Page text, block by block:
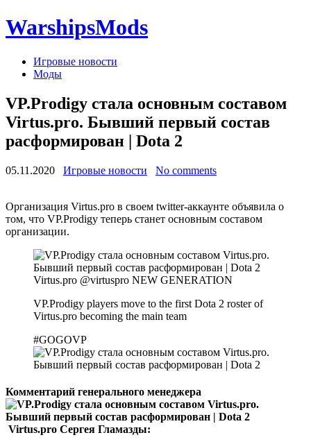
WarshipsMods
Игровые новости
Моды
VP.Prodigy стала основным составом
Virtus.pro. Бывший первый состав
расформирован | Dota 2
05.11.2020 Игровые новости No comments
Организация Virtus.pro в своем twitter-аккаунте объявила о
том, что VP.Prodigy теперь станет основным составом
организации.
Virtus.pro @virtuspro NEW GENERATION
VP.Prodigy players move to the first Dota 2 roster of
Virtus.pro becoming the main team
#GOGOVP
Комментарий генерального менеджера
Virtus.pro Сергея Гламазды: